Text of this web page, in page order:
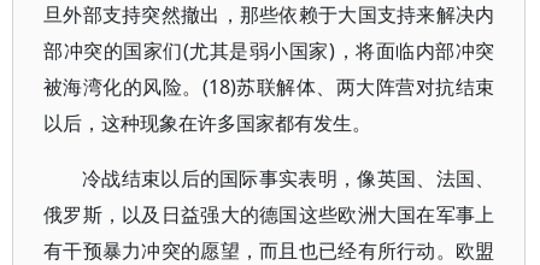
旦外部支持突然撤出，那些依赖于大国支持来解决内
部冲突的国家们(尤其是弱小国家)，将面临内部冲突
被海湾化的风险。(18)苏联解体、两大阵营对抗结束
以后，这种现象在许多国家都有发生。
冷战结束以后的国际事实表明，像英国、法国、
俄罗斯，以及日益强大的德国这些欧洲大国在军事上
有干预暴力冲突的愿望，而且也已经有所行动。欧盟